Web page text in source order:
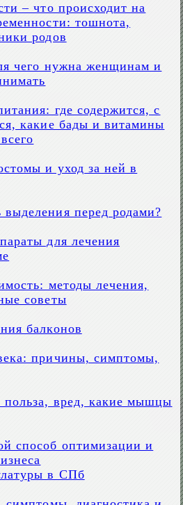
– что происходит на
тошнота,
родов
чего нужна женщинам и
где содержится, с
какие бады и витамины
и уход за ней в
перед родами?
для лечения
методы лечения,
советы
балконов
причины, симптомы,
вред, какие мышцы
способ оптимизации и
в СПб